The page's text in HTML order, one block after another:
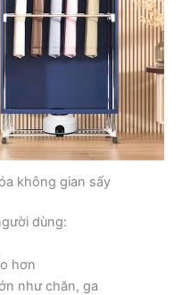
không gian sấy
dùng:
hơn
như chăn, ga